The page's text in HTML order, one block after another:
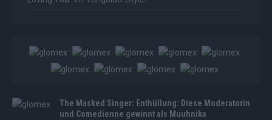
The Masked Singer: Enthüllung: Diese Moderatorin
und Comedienne gewinnt als Muuhnika